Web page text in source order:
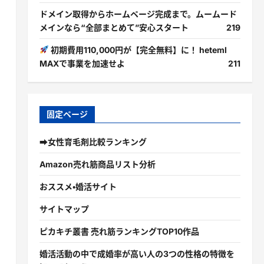
ドメイン取得からホームページ完成まで。ムームード
メインなら“全部まとめて”安心スタート
219
初期費用110,000円が【完全無料】に！ heteml
MAXで事業を加速せよ
211
固定ページ
➡女性育毛剤比較ランキング
Amazon売れ筋商品リスト分析
おススメ・婚活サイト
サイトマップ
ピカキチ叢書 売れ筋ランキングTOP10作品
婚活活動の中で成婚率が高い人の3つの性格の特徴を